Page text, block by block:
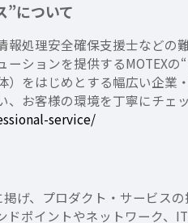
”について
処理安全確保支援士など
ションを提供するMOTEXの
をはじめとする幅広い企
お客様の環境を丁寧にチェ
service/
げ、プロダクト・サービス
ドポイントやネットワーク